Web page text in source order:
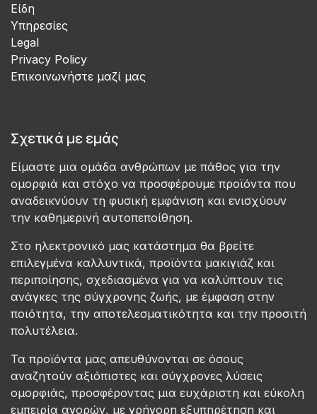
Είδη
Υπηρεσίες
Legal
Privacy Policy
Επικοινωνήστε μαζί μας
Σχετικά με εμάς
Είμαστε μια ομάδα ανθρώπων με πάθος για την
ομορφιά και στόχο να προσφέρουμε προϊόντα που
αναδεικνύουν τη φυσική εμφάνιση και ενισχύουν
την καθημερινή αυτοπεποίθηση.
Στο ηλεκτρονικό μας κατάστημα θα βρείτε
επιλεγμένα καλλυντικά, προϊόντα μακιγιάζ και
περιποίησης, σχεδιασμένα για να καλύπτουν τις
ανάγκες της σύγχρονης ζωής, με έμφαση στην
ποιότητα, την αποτελεσματικότητα και την προσιτή
πολυτέλεια.
Τα προϊόντα μας απευθύνονται σε όσους
αναζητούν αξιόπιστες και σύγχρονες λύσεις
ομορφιάς, προσφέροντας μια ευχάριστη και εύκολη
εμπειρία αγορών, με γρήγορη εξυπηρέτηση και